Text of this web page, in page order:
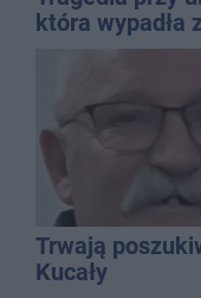
która wypadła
Trwają
Kucały